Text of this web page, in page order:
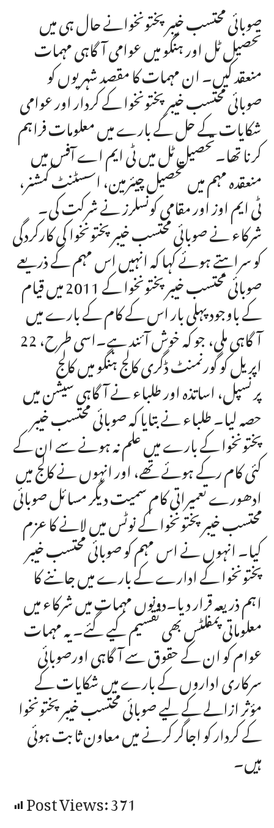
صوبائی محتسب خیبر پختونخوانے حال ہی میں
تحصیل ٹل اور ہنگو میں عوامی آگاہی مہمات
منعقد کیں۔ ان مہمات کا مقصد شہریوں کو
صوبائی محتسب خیبر پختونخوا کے کردار اور عوامی
شکایات کے حل کے بارے میں معلومات فراہم
کرنا تھا۔تحصیل ٹل میں ٹی ایم اے آفس میں
منعقدہ مہم میں تحصیل چیئرمین، اسسٹنٹ کمشنر،
ٹی ایم اوز اور مقامی کونسلرز نے شرکت کی۔
شرکاء نے صوبائی محتسب خیبر پختونخوا کی کارکردگی
کو سراہتے ہوئے کہا کہ انہیں اس مہم کے ذریعے
صوبائی محتسب خیبر پختونخوا کے 2011 میں قیام
کے باوجود پہلی بار اس کے کام کے بارے میں
آگاہی ملی، جو کہ خوش آئند ہے۔اسی طرح، 22
اپریل کو گورنمنٹ ڈگری کالج ہنگو میں کالج
پرنسپل، اساتذہ اور طلباء نے آگاہی سیشن میں
حصہ لیا۔ طلباء نے بتایا کہ صوبائی محتسب خیبر
پختونخوا کے بارے میں علم نہ ہونے سے ان کے
کئی کام رکے ہوئے تھے، اور انہوں نے کالج میں
ادھورے تعمیراتی کام سمیت دیگر مسائل صوبائی
محتسب خیبر پختونخوا کے نوٹس میں لانے کا عزم
کیا۔ انہوں نے اس مہم کو صوبائی محتسب خیبر
پختونخوا کے ادارے کے بارے میں جاننے کا
اہم ذریعہ قرار دیا۔دونوں مہمات میں شرکاء میں
معلوماتی پمفلٹس بھی تقسیم کیے گئے۔ یہ مہمات
عوام کو ان کے حقوق سے آگاہی اورصوبائی
سرکاری اداروں کے بارے میں شکایات کے
مؤثر ازالے کے لیے صوبائی محتسب خیبر پختونخوا
کے کردار کو اجاگر کرنے میں معاون ثابت ہوئی
ہیں۔
Post Views:371